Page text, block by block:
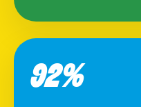
92%